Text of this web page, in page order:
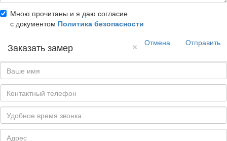
Мною прочитаны и я даю согласие
с документом Политика безопасности
Отмена
Отправить
×
Заказать замер